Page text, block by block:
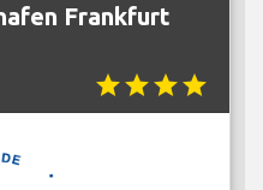
Frankfurt
starstarstarstar